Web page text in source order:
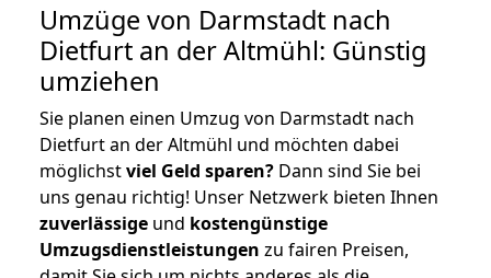
Umzüge von Darmstadt nach
Dietfurt an der Altmühl: Günstig
umziehen
Sie planen einen Umzug von Darmstadt nach
Dietfurt an der Altmühl und möchten dabei
möglichstviel Geld sparen? Dann sind Sie bei
uns genau richtig! Unser Netzwerk bieten Ihnen
zuverlässige und kostengünstige
Umzugsdienstleistungen zu fairen Preisen,